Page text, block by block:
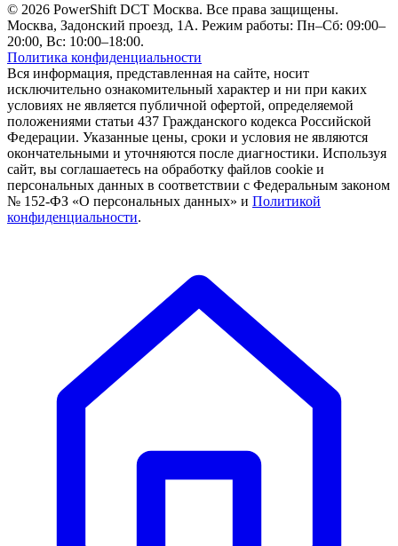
© 2026 PowerShift DCT Москва. Все права защищены.
Москва, Задонский проезд, 1А. Режим работы: Пн–Сб: 09:00–
20:00, Вс: 10:00–18:00.
Политика конфиденциальности
Вся информация, представленная на сайте, носит
исключительно ознакомительный характер и ни при каких
условиях не является публичной офертой, определяемой
положениями статьи 437 Гражданского кодекса Российской
Федерации. Указанные цены, сроки и условия не являются
окончательными и уточняются после диагностики. Используя
сайт, вы соглашаетесь на обработку файлов cookie и
персональных данных в соответствии с Федеральным законом
№ 152-ФЗ «О персональных данных» и Политикой
конфиденциальности.